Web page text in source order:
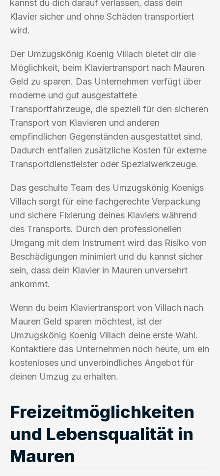
kannst du dich darauf verlassen, dass dein
Klavier sicher und ohne Schäden transportiert
wird.
Der Umzugskönig Koenig Villach bietet dir die
Möglichkeit, beim Klaviertransport nach Mauren
Geld zu sparen. Das Unternehmen verfügt über
moderne und gut ausgestattete
Transportfahrzeuge, die speziell für den sicheren
Transport von Klavieren und anderen
empfindlichen Gegenständen ausgestattet sind.
Dadurch entfallen zusätzliche Kosten für externe
Transportdienstleister oder Spezialwerkzeuge.
Das geschulte Team des Umzugskönig Koenigs
Villach sorgt für eine fachgerechte Verpackung
und sichere Fixierung deines Klaviers während
des Transports. Durch den professionellen
Umgang mit dem Instrument wird das Risiko von
Beschädigungen minimiert und du kannst sicher
sein, dass dein Klavier in Mauren unversehrt
ankommt.
Wenn du beim Klaviertransport von Villach nach
Mauren Geld sparen möchtest, ist der
Umzugskönig Koenig Villach deine erste Wahl.
Kontaktiere das Unternehmen noch heute, um ein
kostenloses und unverbindliches Angebot für
deinen Umzug zu erhalten.
Freizeitmöglichkeiten
und Lebensqualität in
Mauren